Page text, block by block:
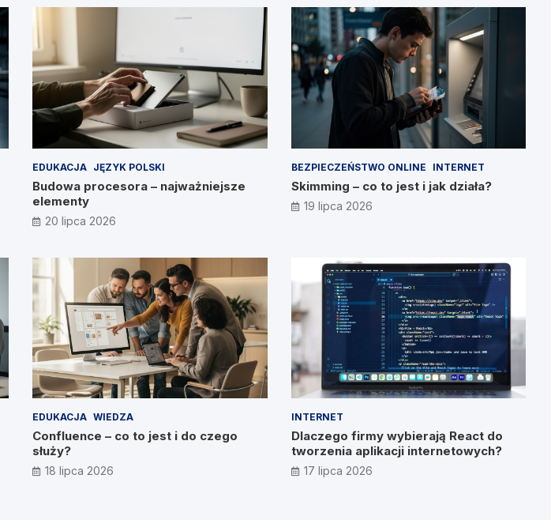
EDUKACJA JĘZYK POLSKI
Budowa procesora – najważniejsze
elementy
20 lipca 2026
BEZPIECZEŃSTWO ONLINE INTERNET
Skimming – co to jest i jak działa?
19 lipca 2026
EDUKACJA WIEDZA
Confluence – co to jest i do czego
służy?
18 lipca 2026
INTERNET
Dlaczego firmy wybierają React do
tworzenia aplikacji internetowych?
17 lipca 2026